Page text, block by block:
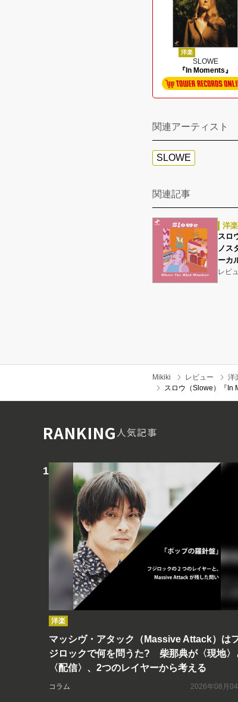
洋楽
SLOWE
『In Moments』
関連アーティスト
SLOWE
関連記事
洋楽
スロ
ノス
ーカ
レビ
Mikiki レビュー 洋
スロウ（Slowe）『In
RANKING人気記事
洋楽
マッシヴ・アタック（Massive Attack）は
ジロックで何を問うた? 柴那典が〈現地〉
〈配信〉、2つのレイヤーから考える
コラム 2026年08月04